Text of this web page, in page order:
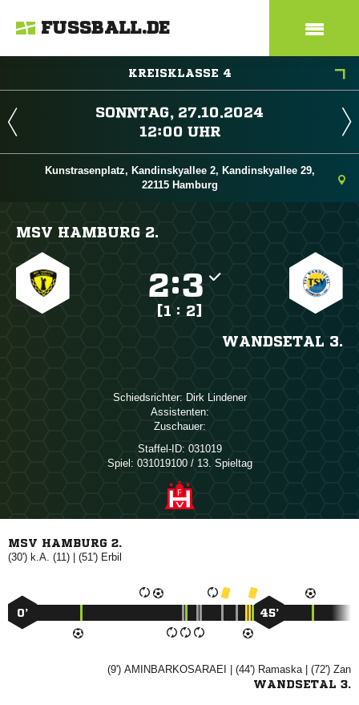
FUSSBALL.DE
KREISKLASSE 4
 
 
Kunstrasenplatz, Kandinskyallee 2, Kandinskyallee 29,
22115 Hamburg
MSV HAMBURG 2.
:
[1 : 2]
WANDSETAL 3.
Schiedsrichter:  
Assistenten:
Zuschauer:
Staffel-ID: 031019
Spiel: 031019100 / 13. Spieltag
MSV HAMBURG 2.
(30') k.A. (11) | (51') 
0’ 45’
(9')  | (44') | (72') 
WANDSETAL 3.